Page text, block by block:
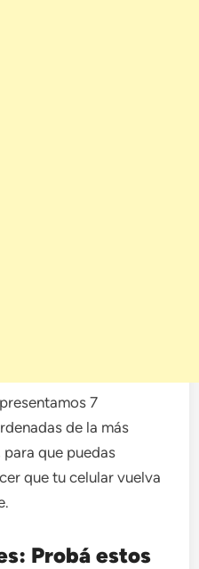
7
de la más
para que puedas
que tu celular vuelva
Probá estos